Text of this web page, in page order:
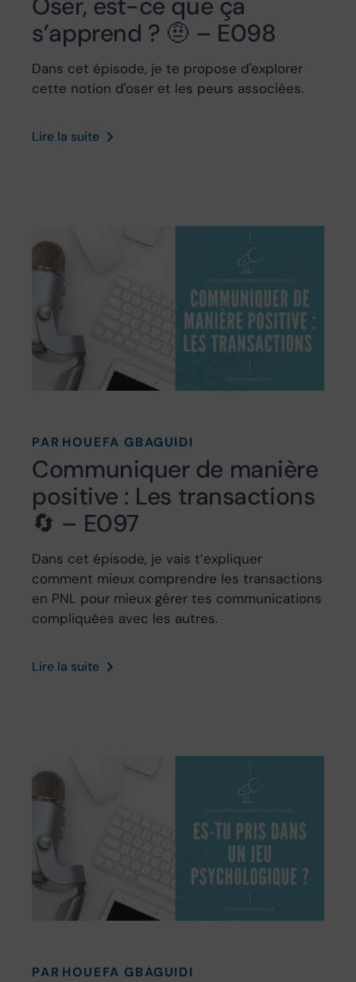
Oser, est-ce que ça
s’apprend ? 🤨 – E098
Dans cet épisode, je te propose d'explorer
cette notion d'oser et les peurs associées.
Lire la suite
PAR HOUEFA GBAGUIDI
Communiquer de manière
positive : Les transactions
🔄 – E097
Dans cet épisode, je vais t’expliquer
comment mieux comprendre les transactions
en PNL pour mieux gérer tes communications
compliquées avec les autres.
Lire la suite
PAR HOUEFA GBAGUIDI